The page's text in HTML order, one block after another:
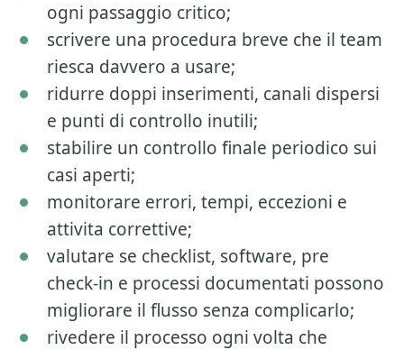
ogni passaggio critico;
scrivere una procedura breve che il team
riesca davvero a usare;
ridurre doppi inserimenti, canali dispersi
e punti di controllo inutili;
stabilire un controllo finale periodico sui
casi aperti;
monitorare errori, tempi, eccezioni e
attivita correttive;
valutare se checklist, software, pre
check-in e processi documentati possono
migliorare il flusso senza complicarlo;
rivedere il processo ogni volta che